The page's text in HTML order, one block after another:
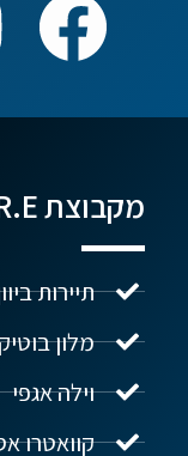
מקבוצת G.R.E:
תיירות
מלון
וילה אגפי
קוואטרו
נדל"ן ביוון G.R.E